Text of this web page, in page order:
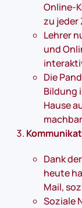
Online-
zu jeder
Lehrer
und
Die
Bildung
Hause
Dank
heute
Mail,
Soziale